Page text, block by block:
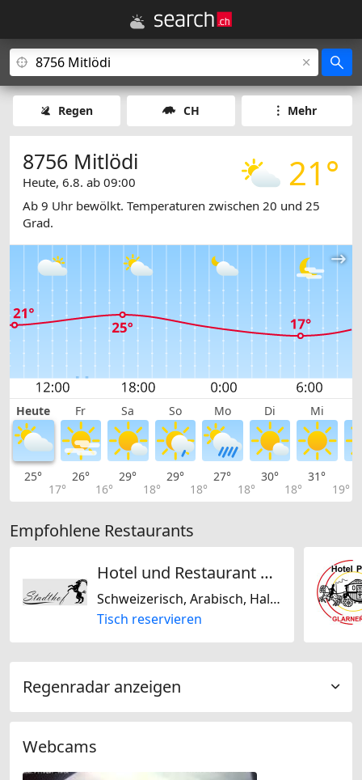
Regen CH Mehr
21°
8756 Mitlödi
Heute, 6.8. ab 09:00
Ab 9 Uhr bewölkt. Temperaturen zwischen 20 und 25
Grad.
Heute Fr Sa So Mo Di Mi
25°
17°
26°
16°
29°
18°
29°
18°
27°
18°
30°
18°
31°
19°
Empfohlene Restaurants
Hotel und Restaurant Stadthof Glarus
Schweizerisch, Arabisch, Halal, Laktosefrei, Koscher, Deutsch, Libanesisch, Italienisch, Regional
Tisch reservieren
Regenradar anzeigen
Webcams